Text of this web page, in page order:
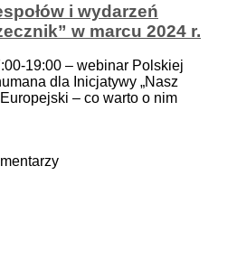
i wydarzeń
w marcu 2024 r.
19:00 – webinar Polskiej
dla Inicjatywy „Nasz
– co warto o nim